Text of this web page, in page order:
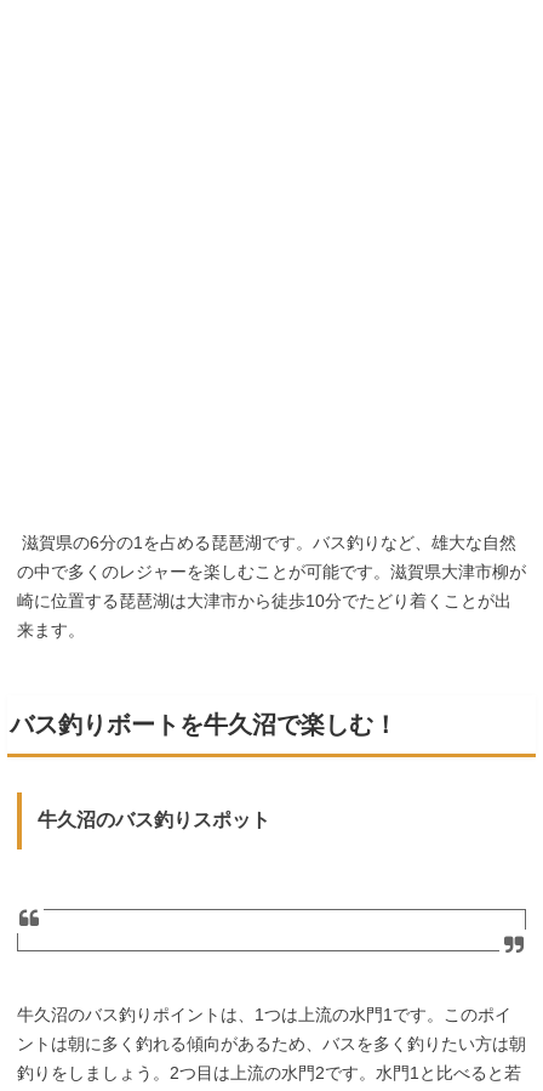
滋賀県の6分の1を占める琵琶湖です。バス釣りなど、雄大な自然
の中で多くのレジャーを楽しむことが可能です。滋賀県大津市柳が
崎に位置する琵琶湖は大津市から徒歩10分でたどり着くことが出
来ます。
バス釣りボートを牛久沼で楽しむ！
牛久沼のバス釣りスポット
牛久沼のバス釣りポイントは、1つは上流の水門1です。このポイ
ントは朝に多く釣れる傾向があるため、バスを多く釣りたい方は朝
釣りをしましょう。2つ目は上流の水門2です。水門1と比べると若